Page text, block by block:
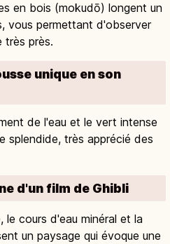
en bois (mokudō) longent un
vous permettant d'observer
très près.
unique en son
de l'eau et le vert intense
splendide, très apprécié des
d'un film de Ghibli
le cours d'eau minéral et la
un paysage qui évoque une